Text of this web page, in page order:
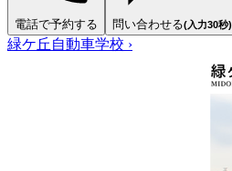
電話で予約する 問い合わせる(入力30秒)
緑ケ丘自動車学校 ›